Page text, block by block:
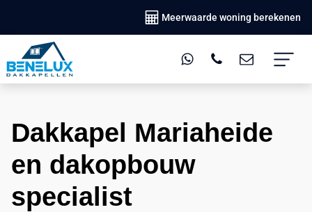
Meerwaarde woning berekenen
Dakkapel Mariaheide
en dakopbouw
specialist